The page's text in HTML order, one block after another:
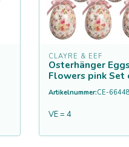
CLAYRE & EEF
Osterhänger
Flowers pink Set
Artikelnummer:CE-66448
VE = 4